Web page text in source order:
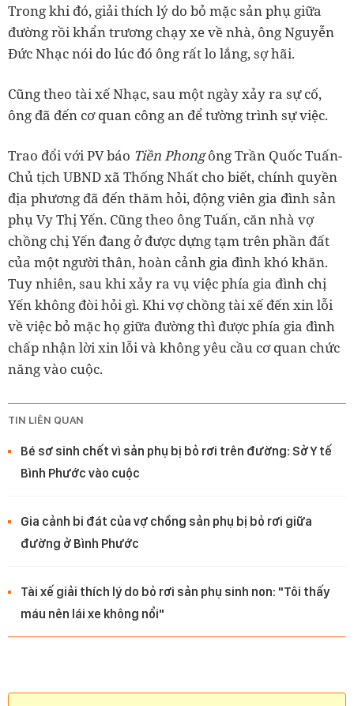
Trong khi đó, giải thích lý do bỏ mặc sản phụ giữa
đường rồi khẩn trương chạy xe về nhà, ông Nguyễn
Đức Nhạc nói do lúc đó ông rất lo lắng, sợ hãi.
Cũng theo tài xế Nhạc, sau một ngày xảy ra sự cố,
ông đã đến cơ quan công an để tường trình sự việc.
Trao đổi với PV báo Tiền Phongông Trần Quốc Tuấn-
Chủ tịch UBND xã Thống Nhất cho biết, chính quyền
địa phương đã đến thăm hỏi, động viên gia đình sản
phụ Vy Thị Yến. Cũng theo ông Tuấn, căn nhà vợ
chồng chị Yến đang ở được dựng tạm trên phần đất
của một người thân, hoàn cảnh gia đình khó khăn.
Tuy nhiên, sau khi xảy ra vụ việc phía gia đình chị
Yến không đòi hỏi gì. Khi vợ chồng tài xế đến xin lỗi
về việc bỏ mặc họ giữa đường thì được phía gia đình
chấp nhận lời xin lỗi và không yêu cầu cơ quan chức
năng vào cuộc.
TIN LIÊN QUAN
Bé sơ sinh chết vì sản phụ bị bỏ rơi trên đường: Sở Y tế
Bình Phước vào cuộc
Gia cảnh bi đát của vợ chồng sản phụ bị bỏ rơi giữa
đường ở Bình Phước
Tài xế giải thích lý do bỏ rơi sản phụ sinh non: "Tôi thấy
máu nên lái xe không nổi"